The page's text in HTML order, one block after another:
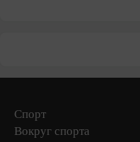
Спорт
Вокруг спорта